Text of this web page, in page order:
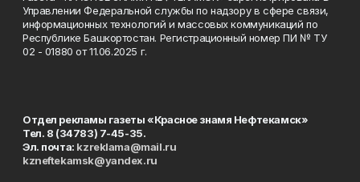
Управлении Федеральной службы по надзору в сфере связи,
информационных технологий и массовых коммуникаций по
Республике Башкортостан. Регистрационный номер ПИ № ТУ
02 - 01880 от 11.06.2025 г.
Отдел рекламы газеты «Красное знамя Нефтекамск»
Тел. 8 (34783) 7-45-35.
Эл. почта: kzreklama@mail.ru
kzneftekamsk@yandex.ru